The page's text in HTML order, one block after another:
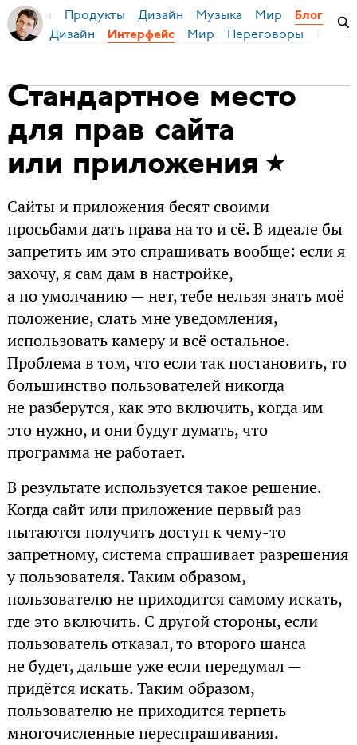
Бирман Продукты Дизайн Музыка Мир Блог
Дизайн Интерфейс Мир Переговоры
Стандартное место
для прав сайта
или приложения
Сайты и приложения бесят своими
просьбами дать права на то и сё. В идеале бы
запретить им это спрашивать вообще: если я
захочу, я сам дам в настройке,
а по умолчанию — нет, тебе нельзя знать моё
положение, слать мне уведомления,
использовать камеру и всё остальное.
Проблема в том, что если так постановить, то
большинство пользователей никогда
не разберутся, как это включить, когда им
это нужно, и они будут думать, что
программа не работает.
В результате используется такое решение.
Когда сайт или приложение первый раз
пытаются получить доступ к чему-то
запретному, система спрашивает разрешения
у пользователя. Таким образом,
пользователю не приходится самому искать,
где это включить. С другой стороны, если
пользователь отказал, то второго шанса
не будет, дальше уже если передумал —
придётся искать. Таким образом,
пользователю не приходится терпеть
многочисленные переспрашивания.